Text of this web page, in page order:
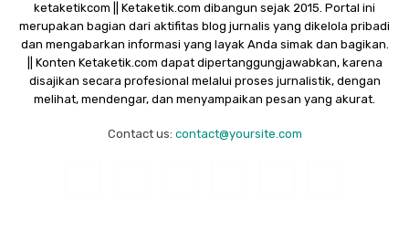
ketaketikcom || Ketaketik.com dibangun sejak 2015. Portal ini
merupakan bagian dari aktifitas blog jurnalis yang dikelola pribadi
dan mengabarkan informasi yang layak Anda simak dan bagikan.
|| Konten Ketaketik.com dapat dipertanggungjawabkan, karena
disajikan secara profesional melalui proses jurnalistik, dengan
melihat, mendengar, dan menyampaikan pesan yang akurat.
Contact us: contact@yoursite.com